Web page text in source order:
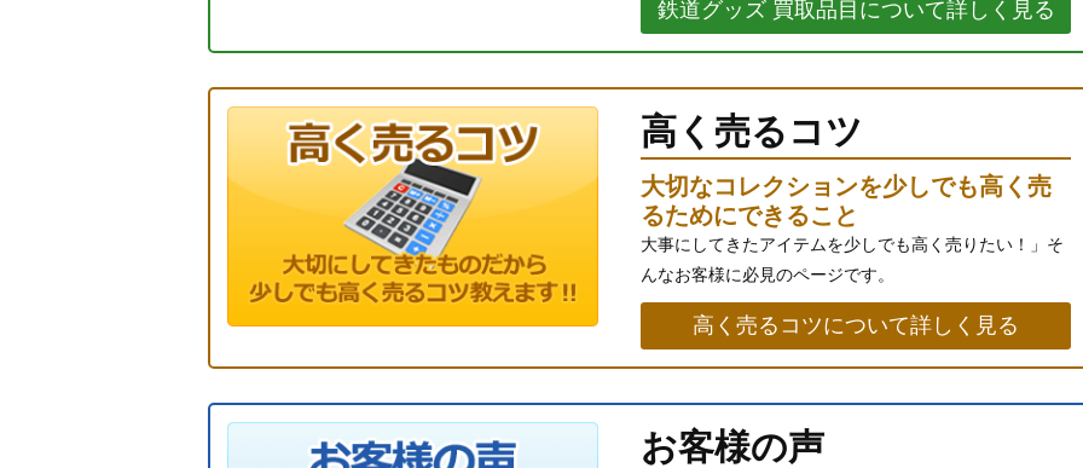
鉄道グッズ 買取品目について詳しく見る
高く売るコツ
大切なコレクションを少しでも高く売
るためにできること
大事にしてきたアイテムを少しでも高く売りたい！」そ
んなお客様に必見のページです。
高く売るコツについて詳しく見る
お客様の声